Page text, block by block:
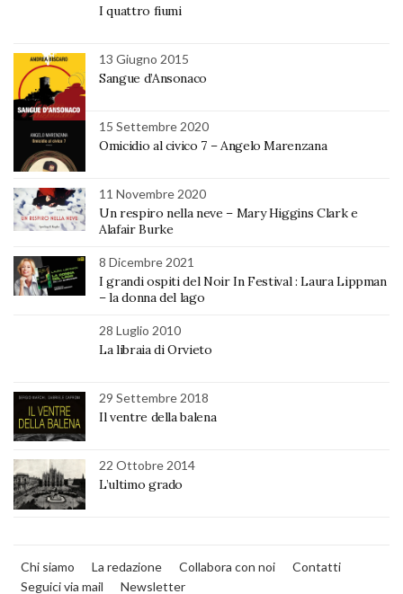
I quattro fiumi
13 Giugno 2015
Sangue d’Ansonaco
15 Settembre 2020
Omicidio al civico 7 – Angelo Marenzana
11 Novembre 2020
Un respiro nella neve – Mary Higgins Clark e
Alafair Burke
8 Dicembre 2021
I grandi ospiti del Noir In Festival : Laura Lippman
– la donna del lago
28 Luglio 2010
La libraia di Orvieto
29 Settembre 2018
Il ventre della balena
22 Ottobre 2014
L’ultimo grado
Chi siamo La redazione Collabora con noi
Contatti
Seguici via mail
Newsletter